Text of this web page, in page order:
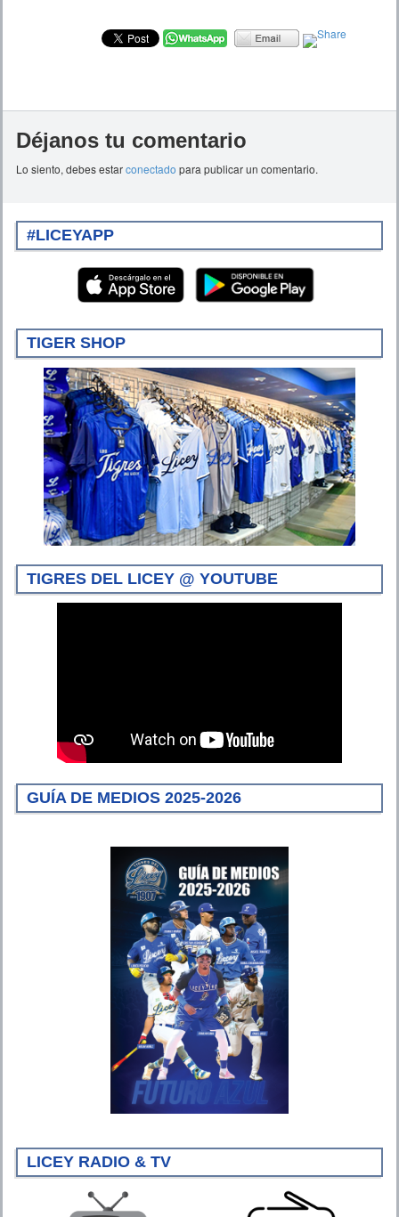
Déjanos tu comentario
Lo siento, debes estarconectado para publicar un comentario.
#LICEYAPP
TIGER SHOP
TIGRES DEL LICEY @ YOUTUBE
GUÍA DE MEDIOS 2025-2026
LICEY RADIO & TV